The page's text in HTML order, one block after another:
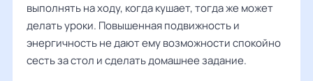
выполнять на ходу, когда кушает, тогда же может
делать уроки. Повышенная подвижность и
энергичность не дают ему возможности спокойно
сесть за стол и сделать домашнее задание.